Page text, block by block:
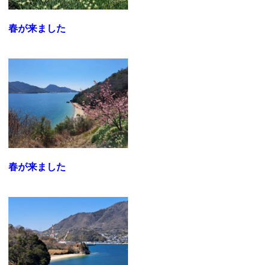
春が来ました
春が来ました